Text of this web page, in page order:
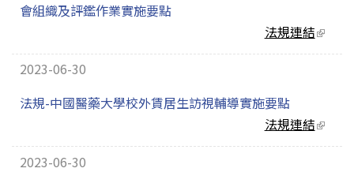
會組織及評鑑作業實施要點
法規連結
2023-06-30
法規-中國醫藥大學校外賃居生訪視輔導實施要點
法規連結
2023-06-30